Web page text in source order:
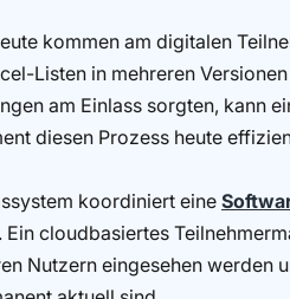
kommen am digitalen
Listen in mehreren
am Einlass sorgten, kann
diesen Prozess heute
koordiniert eine
Ein cloudbasiertes
Nutzern eingesehen werden